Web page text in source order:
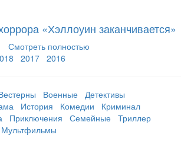
«Хэллоуин заканчивается»
Смотреть полностью
2017 2016
Военные
Детективы
История Комедии
Криминал
Приключения Семейные Триллер
Мультфильмы